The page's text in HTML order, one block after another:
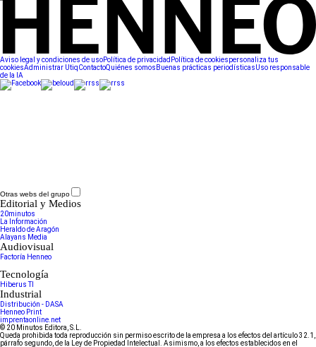
Aviso legal y condiciones de usoPolítica de privacidad Política de cookiespersonaliza tus
cookiesAdministrar UtiqContactoQuiénes somos Buenas prácticas periodísticasUso responsable
de la IA
Otras webs del grupo
Editorial y Medios
20minutos
La Información
Heraldo de Aragón
Alayans Media
Audiovisual
Factoría Henneo
Tecnología
Hiberus TI
Industrial
Distribución - DASA
Henneo Print
imprentaonline.net
© 20 Minutos Editora, S.L.
Queda prohibida toda reproducción sin permiso escrito de la empresa a los efectos del artículo 32.1,
párrafo segundo, de la Ley de Propiedad Intelectual. Asimismo, a los efectos establecidos en el